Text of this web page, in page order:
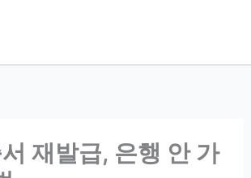
재발급, 은행 안 가